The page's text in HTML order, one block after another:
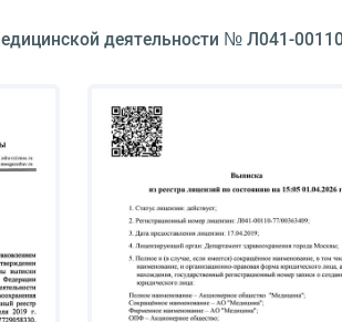
деятельности № Л041-